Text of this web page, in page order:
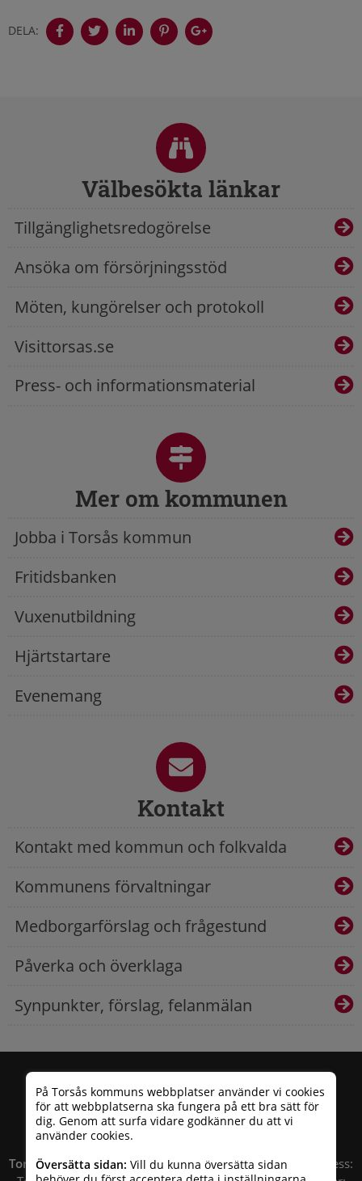
DELA:
På Torsås kommuns webbplatser använder vi cookies
för att webbplatserna ska fungera på ett bra sätt för
dig. Genom att surfa vidare godkänner du att vi
använder cookies.
Översätta sidan: Vill du kunna översätta sidan
Välbesökta länkar
Tillgänglighetsredogörelse
Ansöka om försörjningsstöd
Möten, kungörelser och protokoll
Visittorsas.se
Press- och informationsmaterial
Mer om kommunen
Jobba i Torsås kommun
Fritidsbanken
Vuxenutbildning
Hjärtstartare
Evenemang
Kontakt
Kontakt med kommun och folkvalda
Kommunens förvaltningar
Medborgarförslag och frågestund
Påverka och överklaga
Synpunkter, förslag, felanmälan
Torsås kommun| Besöksadress: Allfargatan 26 | Postadress: